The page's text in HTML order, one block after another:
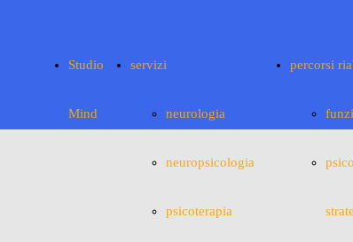
Studio
Mind
servizi
neurologia
neuropsicologia
psicoterapia
percorsi